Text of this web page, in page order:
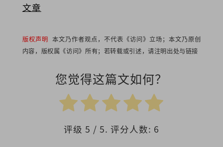
文章
版权声明 本文乃作者观点，不代表《访问》立场；本文乃原创
内容，版权属《访问》所有；若转载或引述，请注明出处与链接
您觉得这篇文如何？
评级 5 / 5. 评分人数: 6